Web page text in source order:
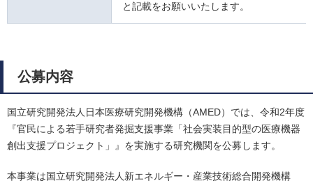
と記載をお願いいたします。
公募内容
国立研究開発法人日本医療研究開発機構（AMED）では、令和2年度
『官民による若手研究者発掘支援事業「社会実装目的型の医療機器
創出支援プロジェクト」』を実施する研究機関を公募します。
本事業は国立研究開発法人新エネルギー・産業技術総合開発機構